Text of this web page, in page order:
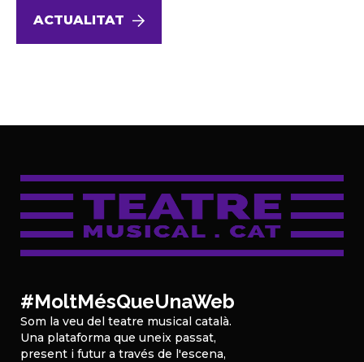
ACTUALITAT
#MoltMésQueUnaWeb
Som la veu del teatre musical català.
Una plataforma que uneix passat,
present i futur a través de l'escena,